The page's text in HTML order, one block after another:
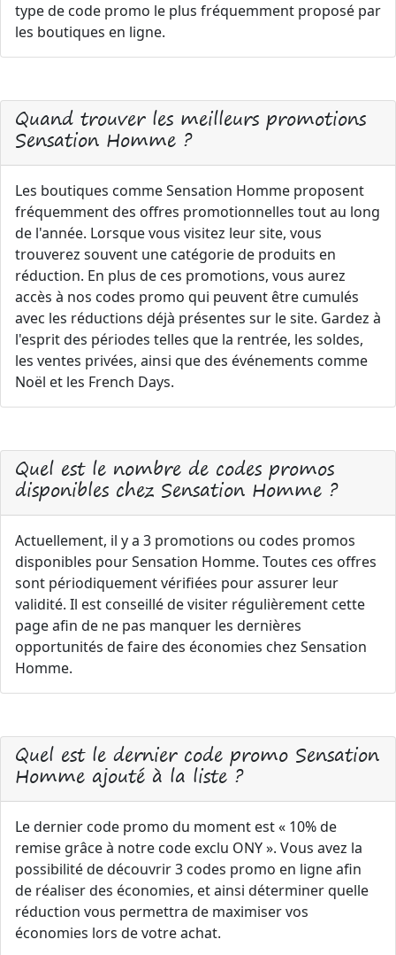
type de code promo le plus fréquemment proposé par
les boutiques en ligne.
Quand trouver les meilleurs promotions
Sensation Homme ?
Les boutiques comme Sensation Homme proposent
fréquemment des offres promotionnelles tout au long
de l'année. Lorsque vous visitez leur site, vous
trouverez souvent une catégorie de produits en
réduction. En plus de ces promotions, vous aurez
accès à nos codes promo qui peuvent être cumulés
avec les réductions déjà présentes sur le site. Gardez à
l'esprit des périodes telles que la rentrée, les soldes,
les ventes privées, ainsi que des événements comme
Noël et les French Days.
Quel est le nombre de codes promos
disponibles chez Sensation Homme ?
Actuellement, il y a 3 promotions ou codes promos
disponibles pour Sensation Homme. Toutes ces offres
sont périodiquement vérifiées pour assurer leur
validité. Il est conseillé de visiter régulièrement cette
page afin de ne pas manquer les dernières
opportunités de faire des économies chez Sensation
Homme.
Quel est le dernier code promo Sensation
Homme ajouté à la liste ?
Le dernier code promo du moment est « 10% de
remise grâce à notre code exclu ONY ». Vous avez la
possibilité de découvrir 3 codes promo en ligne afin
de réaliser des économies, et ainsi déterminer quelle
réduction vous permettra de maximiser vos
économies lors de votre achat.